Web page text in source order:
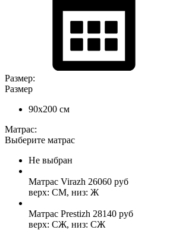
Размер:
Размер
90x200 см
Матрас:
Выберите матрас
Не выбран
Матрас Virazh 26060 руб
верх: СМ, низ: Ж
Матрас Prestizh 28140 руб
верх: СЖ, низ: СЖ